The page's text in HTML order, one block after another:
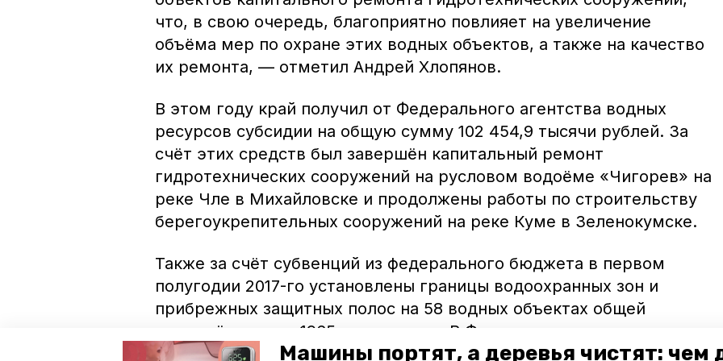
Машины портят, а деревья чистят: чем
что, в свою очередь, благоприятно повлияет на увеличение
объёма мер по охране этих водных объектов, а также на качество
их ремонта, — отметил Андрей Хлопянов.
В этом году край получил от Федерального агентства водных
ресурсов субсидии на общую сумму 102 454,9 тысячи рублей. За
счёт этих средств был завершён капитальный ремонт
гидротехнических сооружений на русловом водоёме «Чигорев» на
реке Чле в Михайловске и продолжены работы по строительству
берегоукрепительных сооружений на реке Куме в Зеленокумске.
Также за счёт субвенций из федерального бюджета в первом
полугодии 2017-го установлены границы водоохранных зон и
прибрежных защитных полос на 58 водных объектах общей
протяжённостью 1965 километров. В Федеральное агентство
водных ресурсов направлена заявка на дополнительной